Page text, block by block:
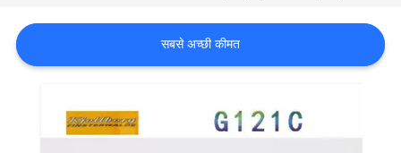
करें
साइटमैप
सबसे अच्छी कीमत